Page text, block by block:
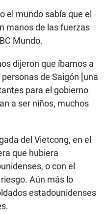
el mundo sabía que el
manos de las fuerzas
Mundo.
dijeron que íbamos a
de Saigón [una
para el gobierno
a ser niños, muchos
del Vietcong, en el
que hubiera
o con el
Aún más lo
estadounidenses